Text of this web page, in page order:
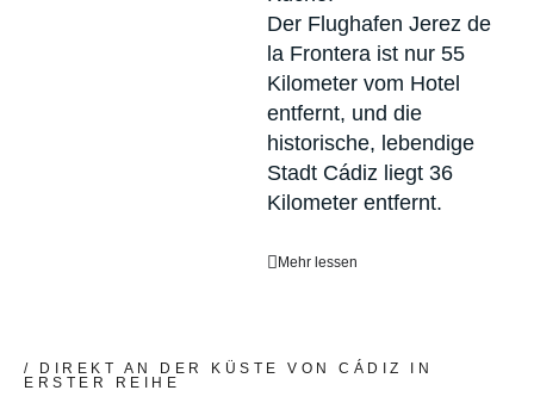
Der Flughafen Jerez de
la Frontera ist nur 55
Kilometer vom Hotel
entfernt, und die
historische, lebendige
Stadt Cádiz liegt 36
Kilometer entfernt.
Mehr lessen
/ DIREKT AN DER KÜSTE VON CÁDIZ IN
ERSTER REIHE